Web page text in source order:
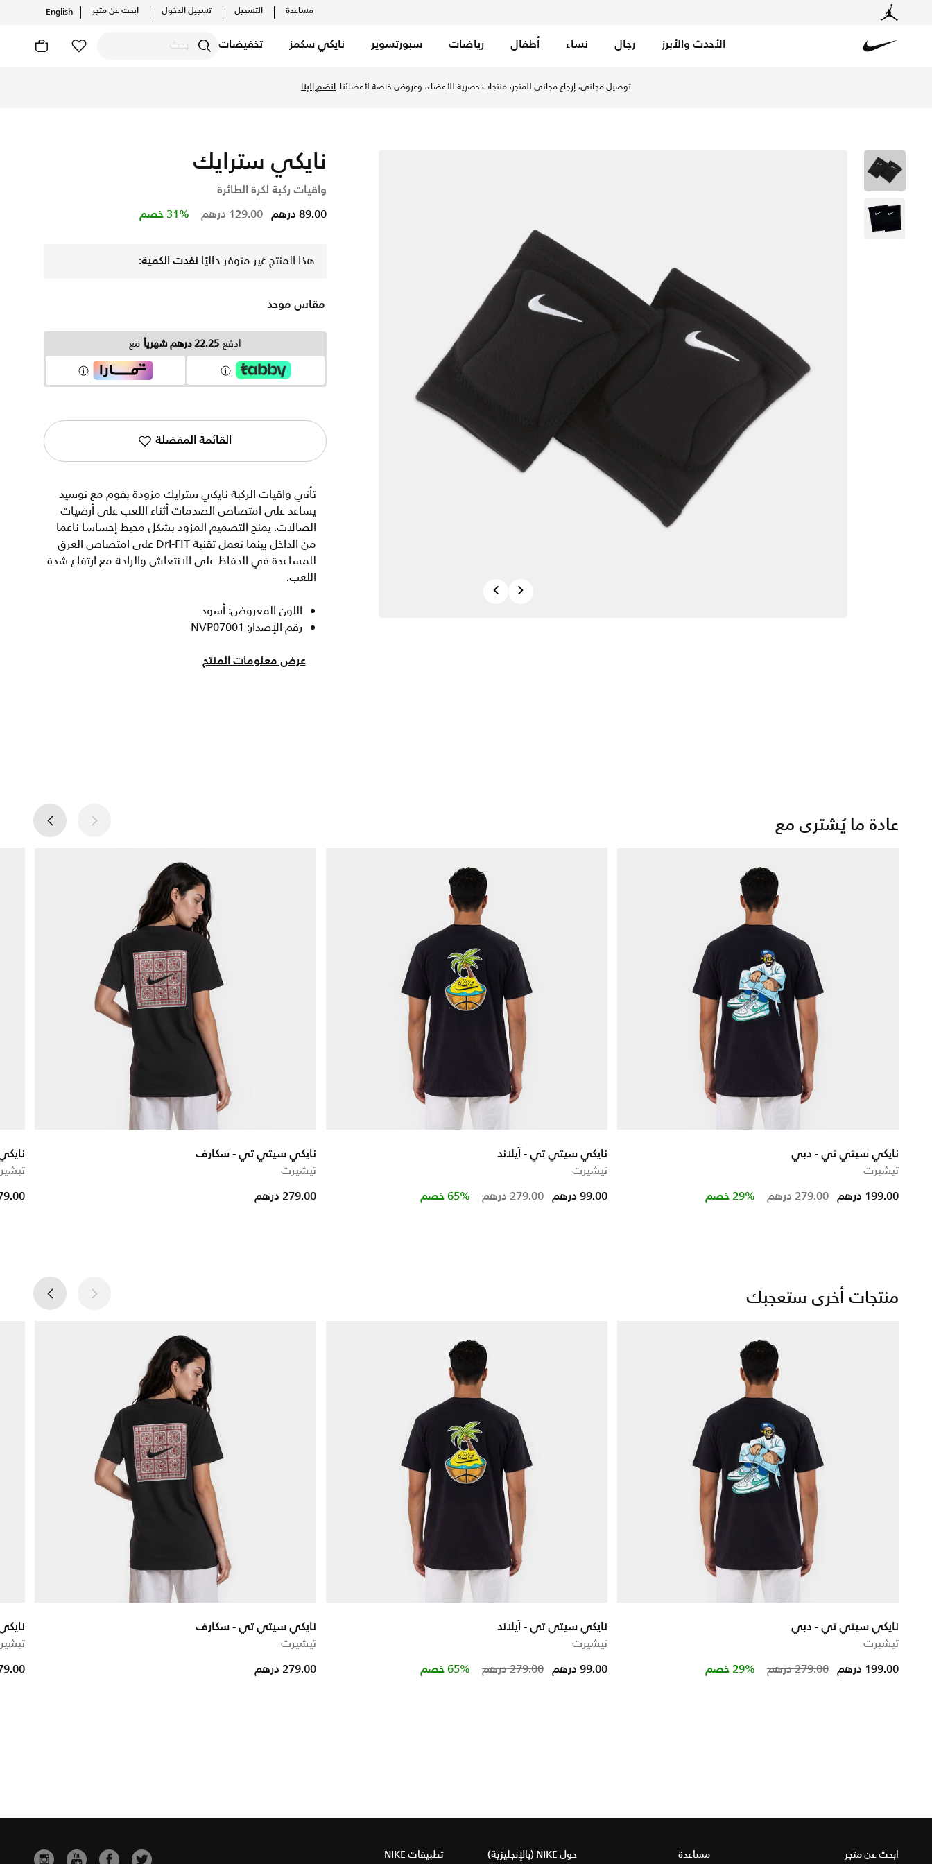
مساعدة التسجيل تسجيل الدخول ابحث عن متجر English
الأحدث والأبرز رجال نساء أطفال رياضات سبورتسوير نايكي سكمز تخفيضات
توصيل مجاني، إرجاع مجاني للمتجر، منتجات حصرية للأعضاء، وعروض خاصة لأعضائنا.انضم إلينا
Next
نايكي سترايك
واقيات ركبة لكرة الطائرة
Price reduced from
129.00 درهم to 89.00 درهم 31% خصم
هذا المنتج غير متوفر حاليًا نفدت الكمية:
مقاس موحد
ادفع 22.25 درهم شهرياً مع
القائمة المفضلة
تأتي واقيات الركبة نايكي سترايك مزودة بفوم مع توسيد
يساعد على امتصاص الصدمات أثناء اللعب على أرضيات
الصالات. يمنح التصميم المزود بشكل محيط إحساسا ناعما
من الداخل بينما تعمل تقنية Dri-FIT على امتصاص العرق
للمساعدة في الحفاظ على الانتعاش والراحة مع ارتفاع شدة
اللعب.
اللون المعروض: أسود
رقم الإصدار: NVP07001
عرض معلومات المنتج
عادة ما يُشترى مع
نايكي سيتي تي - دبي
تيشيرت
Price reduced from279.00 درهم to 199.00 درهم 29% خصم
نايكي سيتي تي - آيلاند
تيشيرت
Price reduced from279.00 درهم to 99.00 درهم 65% خصم
نايكي سيتي تي - سكارف
تيشيرت
279.00 درهم
279.00
منتجات أخرى ستعجبك
نايكي سيتي تي - دبي
تيشيرت
Price reduced from279.00 درهم to 199.00 درهم 29% خصم
نايكي سيتي تي - آيلاند
تيشيرت
Price reduced from279.00 درهم to 99.00 درهم 65% خصم
نايكي سيتي تي - سكارف
تيشيرت
279.00 درهم
279.00
ابحث عن متجر مساعدة حول NIKE (بالإنجليزية) تطبيقات NIKE